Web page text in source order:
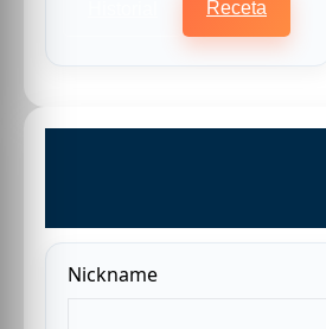
Receta